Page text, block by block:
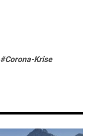
#Corona-Krise